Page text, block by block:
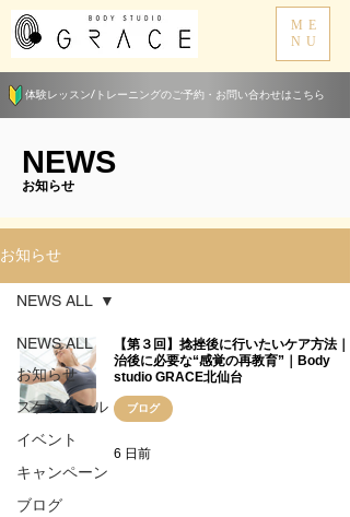
ME
NU
体験レッスン/トレーニングのご予約・お問い合わせはこちら
​NEWS
​お知らせ
お知らせ
NEWS ALL
お知らせ
スケジュール
イベント
キャンペーン
ブログ
NEWS ALL
【第３回】捻挫後に行いたいケア方法｜
治後に必要な“感覚の再教育”｜Body
studio GRACE北仙台
ブログ
6 日前